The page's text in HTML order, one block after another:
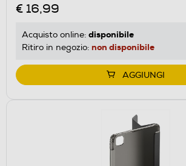
€ 16,99
Acquisto online: disponibile
Ritiro in negozio: non disponibile
AGGIUNGI